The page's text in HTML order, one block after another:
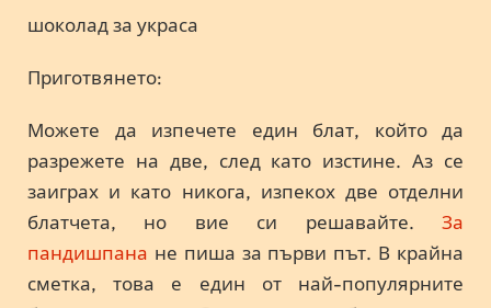
шоколад за украса
Приготвянето:
Можете да изпечете един блат, който да
разрежете на две, след като изстине. Аз се
заиграх и като никога, изпекох две отделни
блатчета, но вие си решавайте. За
пандишпана не пиша за първи път. В крайна
сметка, това е един от най-популярните